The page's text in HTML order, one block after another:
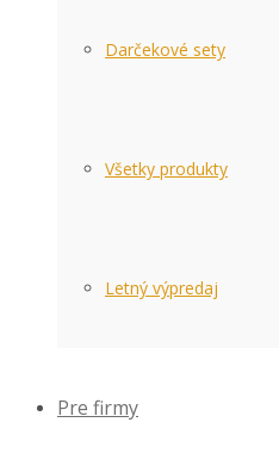
Darčekové sety
Všetky produkty
Letný výpredaj
Pre firmy